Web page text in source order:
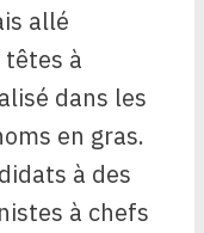
allé
à
dans les
en gras.
à des
à chefs